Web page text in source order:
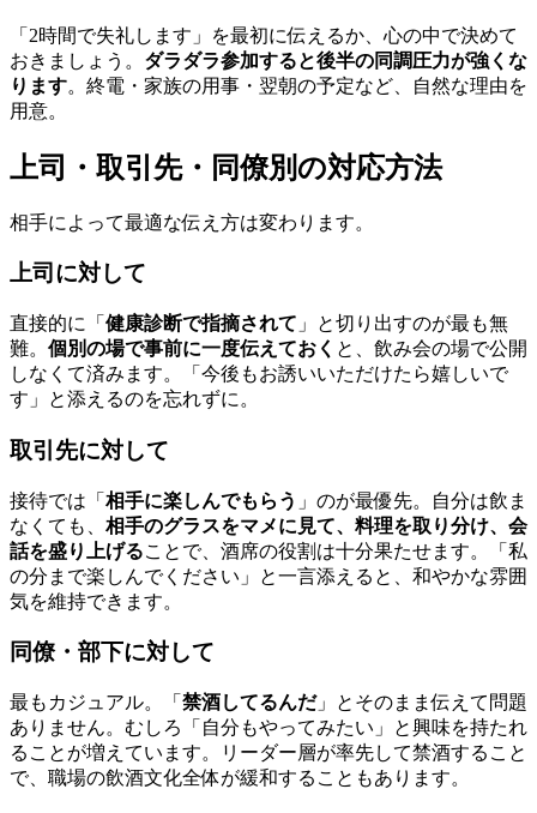
「2時間で失礼します」を最初に伝えるか、心の中で決めて
おきましょう。 ダラダラ参加すると後半の同調圧力が強くな
ります。終電・家族の用事・翌朝の予定など、自然な理由を
用意。
上司・取引先・同僚別の対応方法
相手によって最適な伝え方は変わります。
上司に対して
直接的に「 健康診断で指摘されて 」と切り出すのが最も無
難。 個別の場で事前に一度伝えておく と、飲み会の場で公開
しなくて済みます。「今後もお誘いいただけたら嬉しいで
す」と添えるのを忘れずに。
取引先に対して
接待では「 相手に楽しんでもらう 」のが最優先。自分は飲ま
なくても、 相手のグラスをマメに見て、料理を取り分け、会
話を盛り上げることで、酒席の役割は十分果たせます。「私
の分まで楽しんでください」と一言添えると、和やかな雰囲
気を維持できます。
同僚・部下に対して
最もカジュアル。「 禁酒してるんだ」とそのまま伝えて問題
ありません。むしろ「自分もやってみたい」と興味を持たれ
ることが増えています。リーダー層が率先して禁酒すること
で、職場の飲酒文化全体が緩和することもあります。